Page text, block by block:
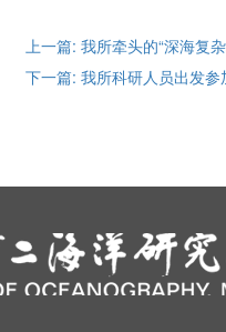
上一篇: 我所牵头的“深海复
下一篇: 我所科研人员出发